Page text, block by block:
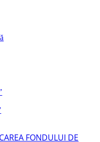
FONDULUI DE